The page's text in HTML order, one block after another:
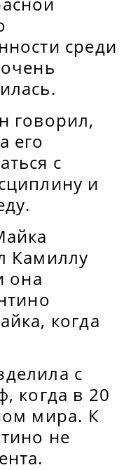
среди
говорил,
его
с
и
Камиллу
она
когда
с
когда в 20
мира. К
не